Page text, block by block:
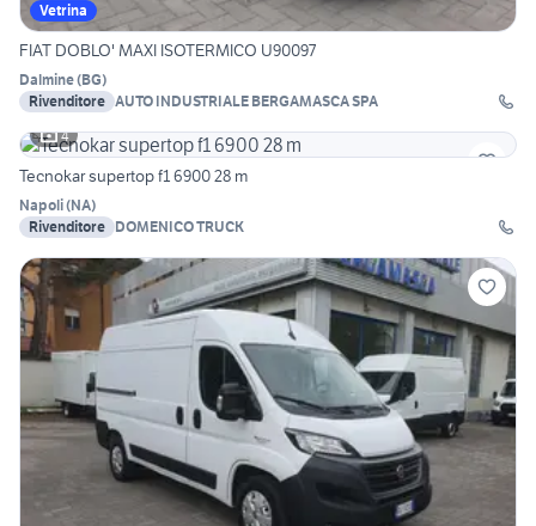
Vetrina
FIAT DOBLO' MAXI ISOTERMICO U90097
Dalmine(BG)
Rivenditore AUTO INDUSTRIALE BERGAMASCA SPA
4
Tecnokar supertop f1 6900 28 m
Napoli(NA)
Rivenditore DOMENICO TRUCK